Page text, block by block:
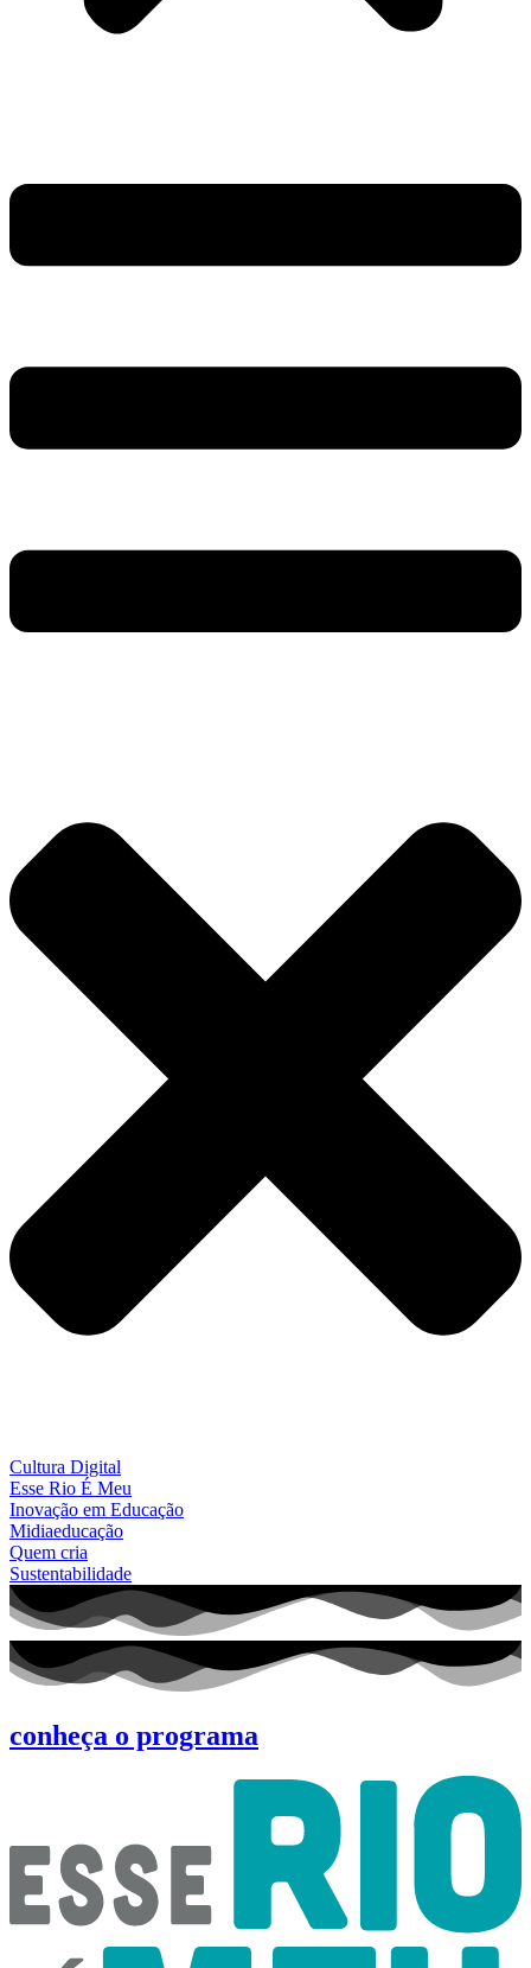
Cultura Digital
Esse Rio É Meu
Inovação em Educação
Midiaeducação
Quem cria
Sustentabilidade
conheça o programa